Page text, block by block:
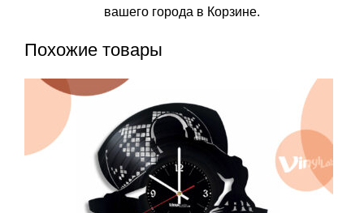
вашего города в Корзине.
Похожие товары